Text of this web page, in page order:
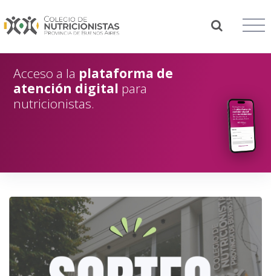
Acceso a la plataforma de
atención digital para
nutricionistas.